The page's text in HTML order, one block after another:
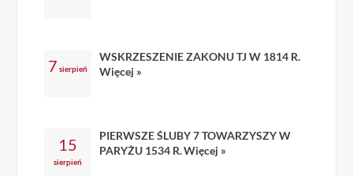
7 sierpień
WSKRZESZENIE ZAKONU TJ W 1814 R.
Więcej »
15
sierpień
PIERWSZE ŚLUBY 7 TOWARZYSZY W
PARYŻU 1534 R.Więcej »